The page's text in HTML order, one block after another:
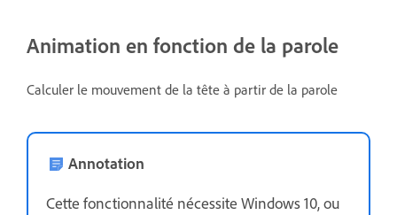
Animation en fonction de la parole
Calculer le mouvement de la tête à partir de la parole
Annotation
Cette fonctionnalité nécessite Windows 10, ou